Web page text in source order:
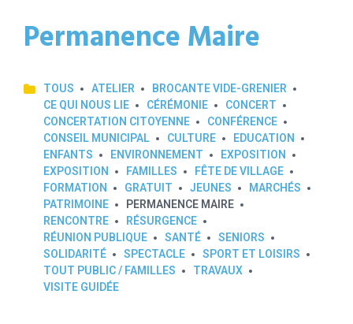
Permanence Maire
TOUS ATELIER
BROCANTE VIDE-GRENIER
CE QUI NOUS LIE
CÉRÉMONIE
CONCERT
CONCERTATION CITOYENNE
CONFÉRENCE
CONSEIL MUNICIPAL
CULTURE
EDUCATION
ENFANTS
ENVIRONNEMENT
EXPOSITION
EXPOSITION
FAMILLES
FÊTE DE VILLAGE
FORMATION
GRATUIT JEUNES
MARCHÉS
PATRIMOINE
PERMANENCE MAIRE
RENCONTRE
RÉSURGENCE
RÉUNION PUBLIQUE
SANTÉ
SENIORS
SOLIDARITÉ
SPECTACLE
SPORT ET LOISIRS
TOUT PUBLIC / FAMILLES
TRAVAUX
VISITE GUIDÉE